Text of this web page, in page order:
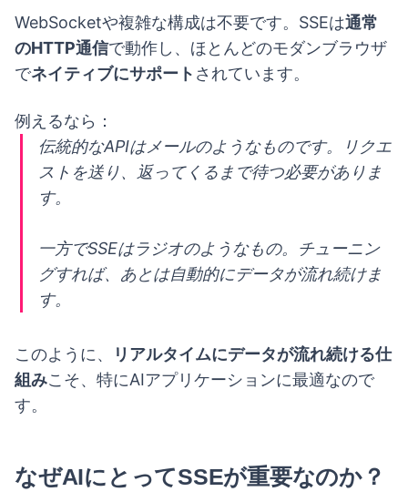
WebSocketや複雑な構成は不要です。SSEは通常
のHTTP通信で動作し、ほとんどのモダンブラウザ
でネイティブにサポート されています。
例えるなら：
伝統的なAPIはメールのようなものです。リクエ
ストを送り、返ってくるまで待つ必要がありま
す。
一方でSSEはラジオのようなもの。チューニン
グすれば、あとは自動的にデータが流れ続けま
す。
このように、
リアルタイムにデータが流れ続ける仕
組みこそ、特にAIアプリケーションに最適なので
す。
なぜAIにとってSSEが重要なのか？